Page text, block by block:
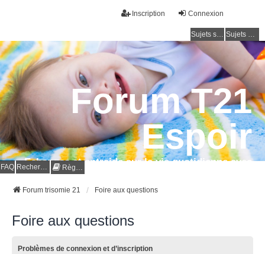
Connexion
Inscription
Sujets sans réponse Sujets actifs
Forum T21
Espoir
Echanges et entraide sur la vie quotidienne avec
FAQ Rechercher Règles
Forum trisomie 21 Foire aux questions
Foire aux questions
Problèmes de connexion et d’inscription